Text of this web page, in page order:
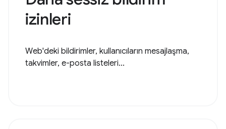
izinleri
Web'deki bildirimler, kullanıcıların mesajlaşma,
takvimler, e-posta listeleri...